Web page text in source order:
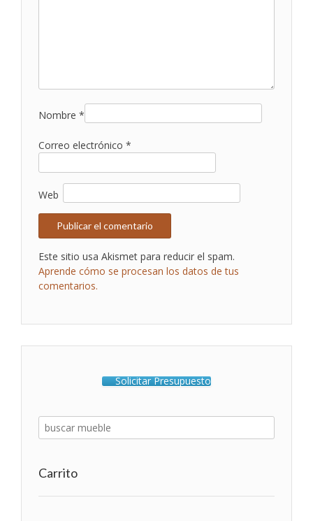
Nombre *
Correo electrónico *
Web
Este sitio usa Akismet para reducir el spam.
Aprende cómo se procesan los datos de tus
comentarios.
Solicitar Presupuesto
Carrito